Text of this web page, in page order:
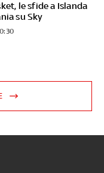
le sfide a Islanda
su Sky